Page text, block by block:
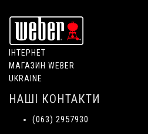
ІНТЕРНЕТ
МАГАЗИН WEBER
UKRAINE
НАШІ КОНТАКТИ
(063) 2957930